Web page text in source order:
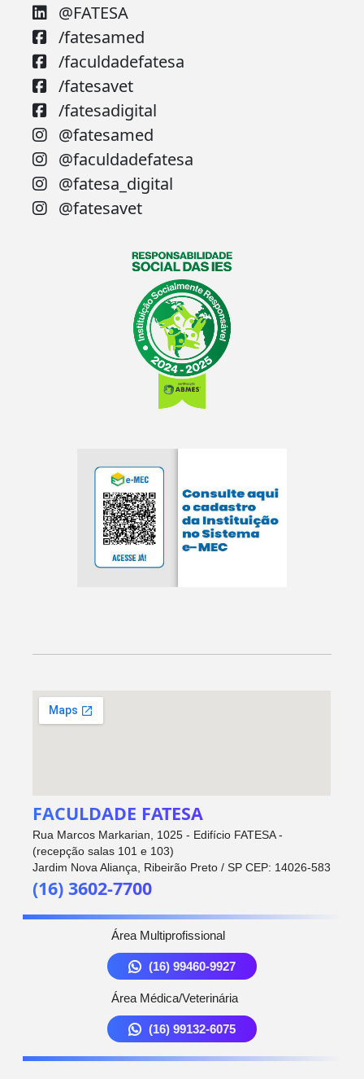
@FATESA
/fatesamed
/faculdadefatesa
/fatesavet
/fatesadigital
@fatesamed
@faculdadefatesa
@fatesa_digital
@fatesavet
FACULDADE FATESA
Rua Marcos Markarian, 1025 - Edifício FATESA -
(recepção salas 101 e 103)
Jardim Nova Aliança, Ribeirão Preto / SP CEP: 14026-583
(16) 3602-7700
Área Multiprofissional
(16) 99460-9927
Área Médica/Veterinária
(16) 99132-6075